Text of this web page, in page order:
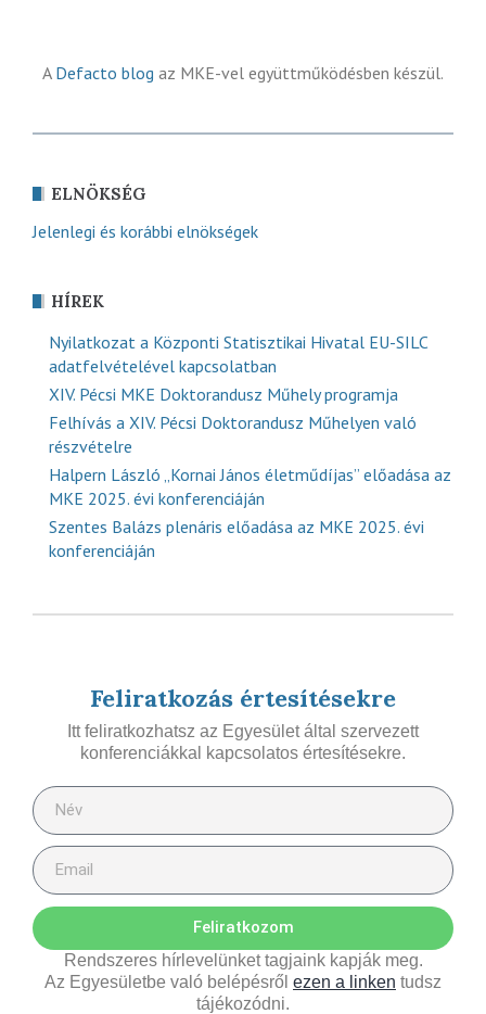
A Defacto blog az MKE-vel együttműködésben készül.
ELNÖKSÉG
Jelenlegi és korábbi elnökségek
HÍREK
Nyilatkozat a Központi Statisztikai Hivatal EU-SILC
adatfelvételével kapcsolatban
XIV. Pécsi MKE Doktorandusz Műhely programja
Felhívás a XIV. Pécsi Doktorandusz Műhelyen való
részvételre
Halpern László „Kornai János életműdíjas” előadása az
MKE 2025. évi konferenciáján
Szentes Balázs plenáris előadása az MKE 2025. évi
konferenciáján
Feliratkozás értesítésekre
Itt feliratkozhatsz az Egyesület által szervezett
konferenciákkal kapcsolatos értesítésekre.
Feliratkozom
Rendszeres hírlevelünket tagjaink kapják meg.
Az Egyesületbe való belépésről ezen a linken tudsz
tájékozódni.